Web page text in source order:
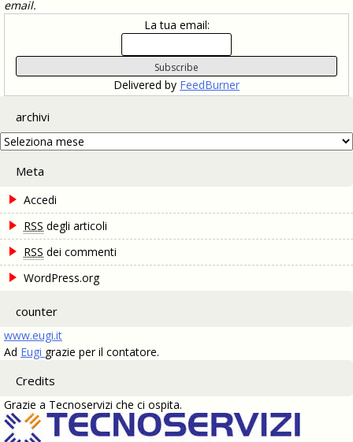
email.
La tua email:
Delivered by FeedBurner
archivi
archivi
Meta
Accedi
RSS degli articoli
RSS dei commenti
WordPress.org
counter
www.eugi.it
Ad Eugi grazie per il contatore.
Credits
Grazie a Tecnoservizi che ci ospita.